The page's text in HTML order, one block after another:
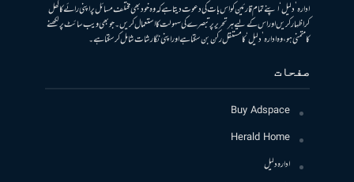
ادارہ ’دلیل‘ اپنے تمام قارئین کو اس بات کی دعوت دیتا ہے کہ وہ خود بھی مختلف مسائل پر اپنی رائے کا کھل
کر اظہار کریں اور اس کے لیے ہر تحریر پر تبصرے کی سہولت کا استعمال کریں۔ جو بھی ویب سائٹ پر لکھنے
کا متمنی ہو، وہ ادارہ ’دلیل‘ کا مستقل رکن بن سکتا ہے اور اپنی نگارشات شامل کرسکتا ہے۔
صفحات
Buy Adspace
Herald Home
ادارہ دلیل